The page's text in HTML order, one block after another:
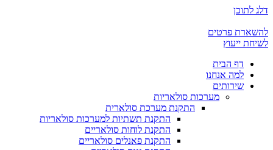
דלג לתוכן
להשארת פרטים
לשיחת ייעוץ
דף הבית
למה אנחנו
שירותים
מערכות סולאריות
התקנת מערכת סולארית
התקנת תשתיות למערכות סולאריות
התקנת לוחות סולאריים
התקנת פאנלים סולאריים